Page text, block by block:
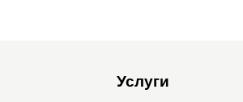
Услуги